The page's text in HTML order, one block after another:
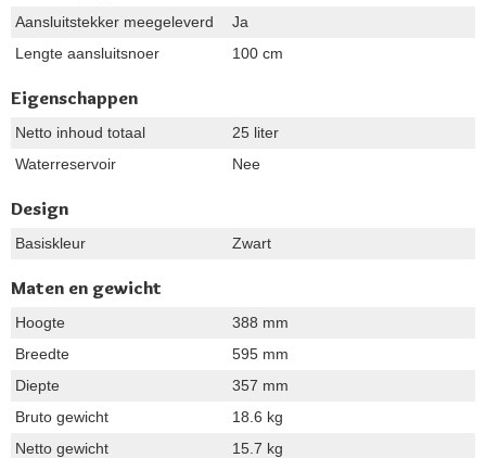
Aansluitstekker meegeleverd
Ja
Lengte aansluitsnoer
100 cm
Eigenschappen
Netto inhoud totaal
25 liter
Waterreservoir
Nee
Design
Basiskleur Zwart
Maten en gewicht
Hoogte
388 mm
Breedte
595 mm
Diepte
357 mm
Bruto gewicht
18.6 kg
Netto gewicht
15.7 kg